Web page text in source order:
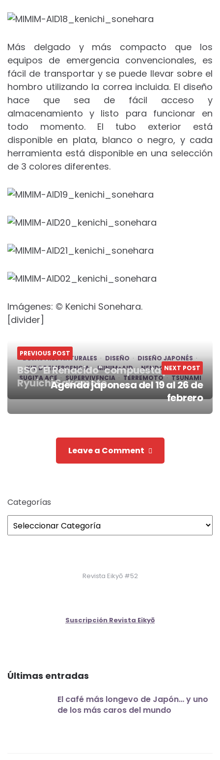
Más delgado y más compacto que los
equipos de emergencia convencionales, es
fácil de transportar y se puede llevar sobre el
hombro utilizando la correa incluida. El diseño
hace que sea de fácil acceso y
almacenamiento y listo para funcionar en
todo momento. El tubo exterior está
disponible en plata, blanco o negro, y cada
herramienta está disponible en una selección
de 3 colores diferentes.
Imágenes: © Kenichi Sonehara.
[divider]
DESASTRES NATURALES DISEÑO
DISEÑO JAPONÉS
KIT DE EMERGENCIA
MINIM+AID NENDO
SLIDE
SUGITA ACE
SUPERVIVENCIA TERREMOTO TSUNAMI
Post
navigation
PREVIOUS POST
BSO "El Renacido" compuesta por
Ryuichi Sakamoto
NEXT POST
Agenda japonesa del 19 al 26 de
febrero
Leave a Comment
Categorías
Revista Eikyō #52
Suscripción Revista Eikyō
Últimas entradas
El café más longevo de Japón… y uno
de los más caros del mundo